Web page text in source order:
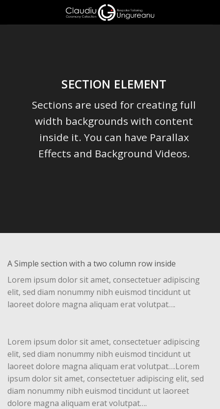
SECTION ELEMENT
Sections are used for creating full
width backgrounds with content
inside it. You can have Parallax
Effects and Background Videos.
A Simple section with a two column row inside
Lorem ipsum dolor sit amet, consectetuer adipiscing
elit, sed diam nonummy nibh euismod tincidunt ut
laoreet dolore magna aliquam erat volutpat….
Lorem ipsum dolor sit amet, consectetuer adipiscing
elit, sed diam nonummy nibh euismod tincidunt ut
laoreet dolore magna aliquam erat volutpat….Lorem
ipsum dolor sit amet, consectetuer adipiscing elit, sed
diam nonummy nibh euismod tincidunt ut laoreet
dolore magna aliquam erat volutpat….